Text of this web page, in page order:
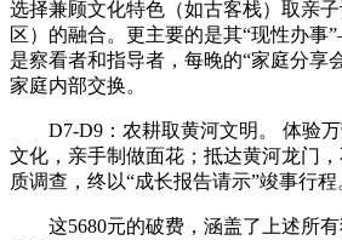
选择兼顾文化特色（如古客栈）取亲
区）的融合。更主要的是其“现性办
是察看者和指导者，每晚的“家庭分享
家庭内部交换。
D7-D9：农耕取黄河文明。 体验万
文化，亲手制做面花；抵达黄河龙门
质调查，终以“成长报告请示”竣事行程
这5680元的破费，涵盖了上述所有